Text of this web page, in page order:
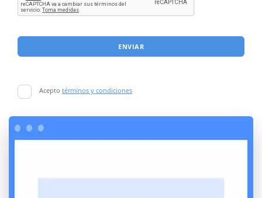
ENVIAR
Acepto términos y condiciones